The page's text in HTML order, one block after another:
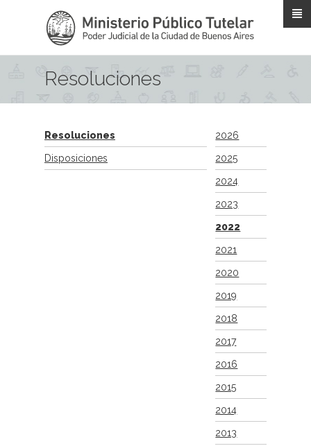
Resoluciones
Resoluciones
Disposiciones
2026
2025
2024
2023
2022
2021
2020
2019
2018
2017
2016
2015
2014
2013